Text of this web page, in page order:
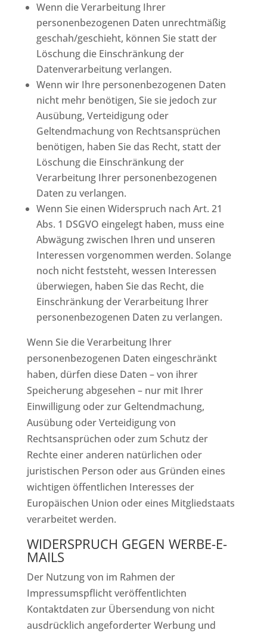
Wenn die Verarbeitung Ihrer
personenbezogenen Daten unrechtmäßig
geschah/geschieht, können Sie statt der
Löschung die Einschränkung der
Datenverarbeitung verlangen.
Wenn wir Ihre personenbezogenen Daten
nicht mehr benötigen, Sie sie jedoch zur
Ausübung, Verteidigung oder
Geltendmachung von Rechtsansprüchen
benötigen, haben Sie das Recht, statt der
Löschung die Einschränkung der
Verarbeitung Ihrer personenbezogenen
Daten zu verlangen.
Wenn Sie einen Widerspruch nach Art. 21
Abs. 1 DSGVO eingelegt haben, muss eine
Abwägung zwischen Ihren und unseren
Interessen vorgenommen werden. Solange
noch nicht feststeht, wessen Interessen
überwiegen, haben Sie das Recht, die
Einschränkung der Verarbeitung Ihrer
personenbezogenen Daten zu verlangen.
Wenn Sie die Verarbeitung Ihrer
personenbezogenen Daten eingeschränkt
haben, dürfen diese Daten – von ihrer
Speicherung abgesehen – nur mit Ihrer
Einwilligung oder zur Geltendmachung,
Ausübung oder Verteidigung von
Rechtsansprüchen oder zum Schutz der
Rechte einer anderen natürlichen oder
juristischen Person oder aus Gründen eines
wichtigen öffentlichen Interesses der
Europäischen Union oder eines Mitgliedstaats
verarbeitet werden.
WIDERSPRUCH GEGEN WERBE-E-
MAILS
Der Nutzung von im Rahmen der
Impressumspflicht veröffentlichten
Kontaktdaten zur Übersendung von nicht
ausdrücklich angeforderter Werbung und